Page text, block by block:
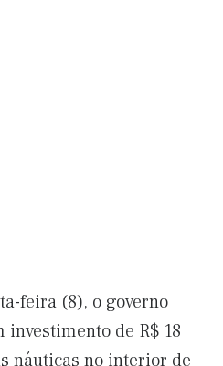
feira (8), o governo
de R$ 18
náuticas no interior de